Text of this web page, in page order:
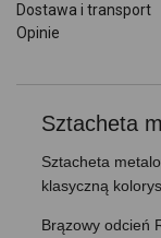
Dostawa i transport
Opinie
Sztacheta
Sztacheta
klasyczną
Brązowy odcień